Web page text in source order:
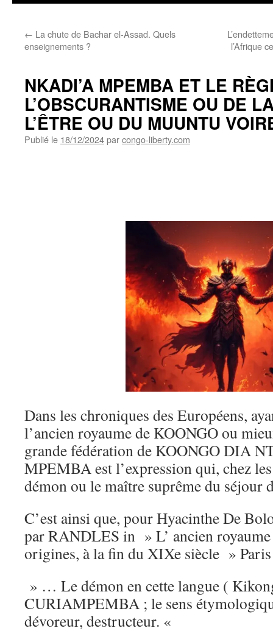
← La chute de Bachar el-Assad. Quels
enseignements ?
l’Afrique
NKADI’A MPEMBA ET LE
L’OBSCURANTISME OU DE
L’ÊTRE OU DU MUUNTU
Publié le 18/12/2024parcongo-liberty.com
Dans les chroniques des Européens,
l’ancien royaume de KOONGO ou
grande fédération de KOONGO DIA
MPEMBA est l’expression qui, chez
démon ou le maître suprême du séjour
C’est ainsi que, pour Hyacinthe De
par RANDLES in » L’ ancien
origines, à la fin du XIXe siècle » Paris
» … Le démon en cette langue (
CURIAMPEMBA ; le sens
dévoreur, destructeur. «